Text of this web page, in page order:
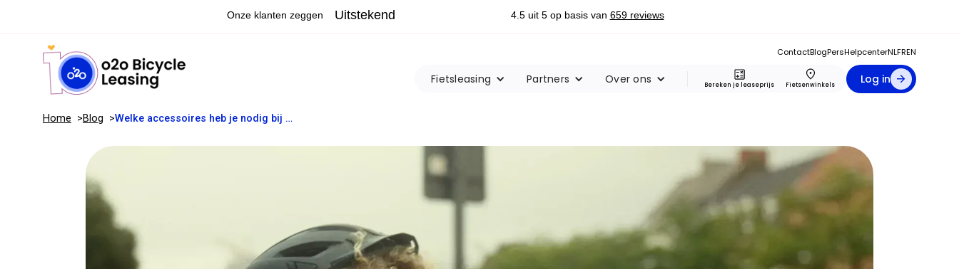
ContactBlogPersHelpcenterNLFREN
Fietsleasing Partners Over ons Bereken je leaseprijs Fietsenwinkels Log in
Home Blog Welke accessoires heb je nodig bij een leasefiets?